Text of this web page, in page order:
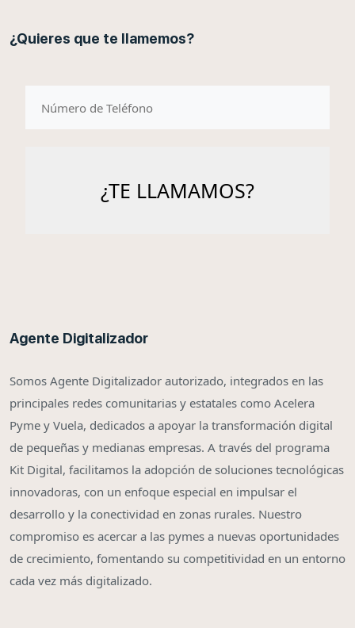
¿Quieres que te llamemos?
Agente Digitalizador
Somos Agente Digitalizador autorizado, integrados en las
principales redes comunitarias y estatales como Acelera
Pyme y Vuela, dedicados a apoyar la transformación digital
de pequeñas y medianas empresas. A través del programa
Kit Digital, facilitamos la adopción de soluciones tecnológicas
innovadoras, con un enfoque especial en impulsar el
desarrollo y la conectividad en zonas rurales. Nuestro
compromiso es acercar a las pymes a nuevas oportunidades
de crecimiento, fomentando su competitividad en un entorno
cada vez más digitalizado.